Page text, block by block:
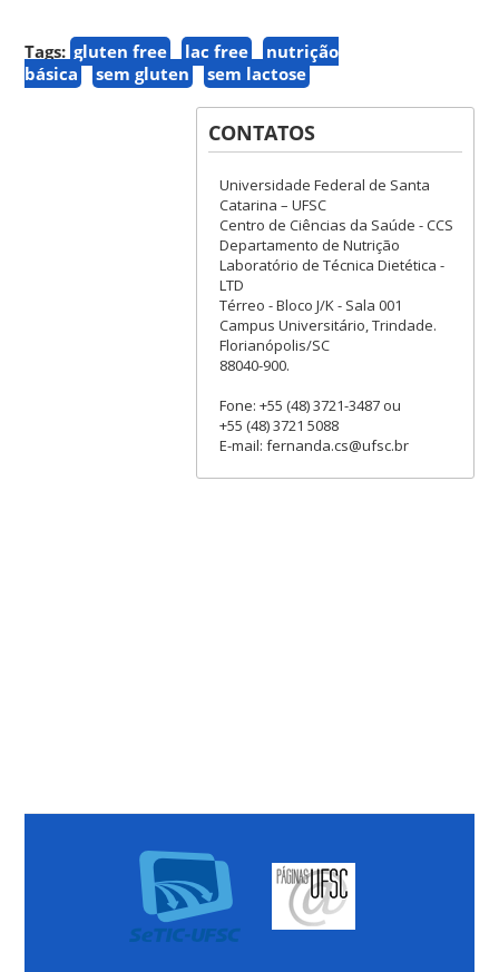
Tags: gluten free lac free
nutrição
básica
sem gluten sem lactose
CONTATOS
Universidade Federal de Santa
Catarina – UFSC
Centro de Ciências da Saúde - CCS
Departamento de Nutrição
Laboratório de Técnica Dietética -
LTD
Térreo - Bloco J/K - Sala 001
Campus Universitário, Trindade.
Florianópolis/SC
88040-900.
Fone: +55 (48) 3721-3487 ou
+55 (48) 3721 5088
E-mail: fernanda.cs@ufsc.br